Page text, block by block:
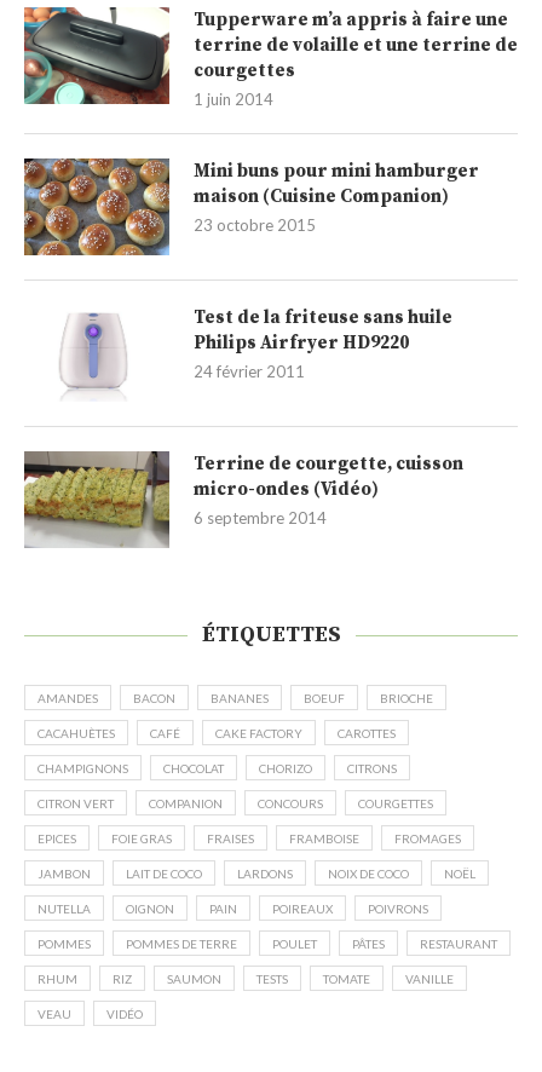
Tupperware m’a appris à faire une
terrine de volaille et une terrine de
courgettes
1 juin 2014
Mini buns pour mini hamburger
maison (Cuisine Companion)
23 octobre 2015
Test de la friteuse sans huile
Philips Airfryer HD9220
24 février 2011
Terrine de courgette, cuisson
micro-ondes (Vidéo)
6 septembre 2014
ÉTIQUETTES
AMANDES BACON BANANES BOEUF BRIOCHE
CACAHUÈTES CAFÉ CAKE FACTORY CAROTTES
CHAMPIGNONS CHOCOLAT CHORIZO CITRONS
CITRON VERT COMPANION CONCOURS COURGETTES
EPICES FOIE GRAS FRAISES FRAMBOISE FROMAGES
JAMBON LAIT DE COCO LARDONS NOIX DE COCO NOËL
NUTELLA OIGNON PAIN POIREAUX POIVRONS
POMMES POMMES DE TERRE POULET PÂTES RESTAURANT
RHUM RIZ SAUMON TESTS TOMATE VANILLE
VEAU VIDÉO